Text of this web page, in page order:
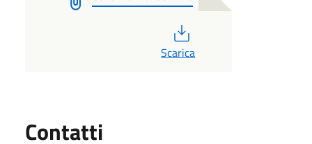
Scarica
Contatti